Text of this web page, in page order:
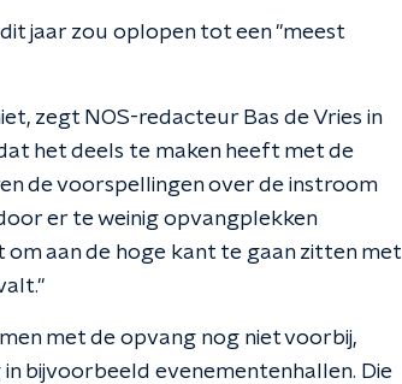
jaar zou oplopen tot een "meest
zegt NOS-redacteur Bas de Vries in
het deels te maken heeft met de
de voorspellingen over de instroom
er te weinig opvangplekken
aan de hoge kant te gaan zitten met
met de opvang nog niet voorbij,
bijvoorbeeld evenementenhallen. Die